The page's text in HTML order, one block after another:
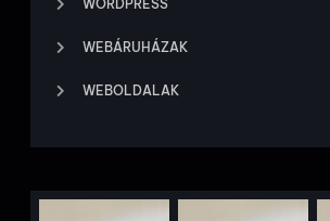
WORDPRESS
WEBÁRUHÁZAK
WEBOLDALAK